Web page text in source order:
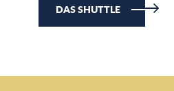
DAS SHUTTLE